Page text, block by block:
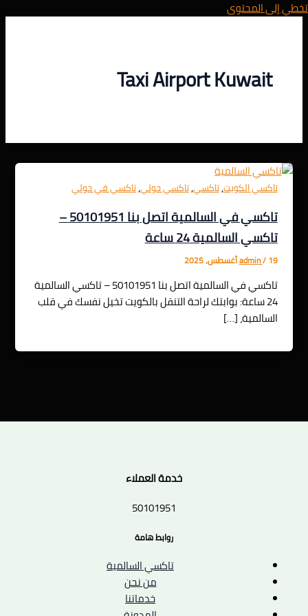
تخطي إلى المحتوى
Taxi Airport Kuwait
تاكسي الكويت,تاكسي,تاكسي حولي,تاكسي في حولي
تاكسي في السالمية اتصل بنا 50101951 –
تاكسي السالمية 24 ساعة
admin/19 أغسطس، 2025
تاكسي في السالمية اتصل بنا 50101951 – تاكسي السالمية
24 ساعة: بوابتك لراحة التنقل بالكويت تخيل نفسك في قلب
السالمية، […]
خدمة العملاء
50101951
روابط هامة
تاكسي السالمية
من نحن
خدماتنا